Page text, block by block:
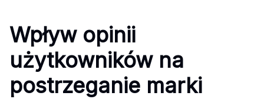
Wpływ opinii
użytkowników na
postrzeganie marki